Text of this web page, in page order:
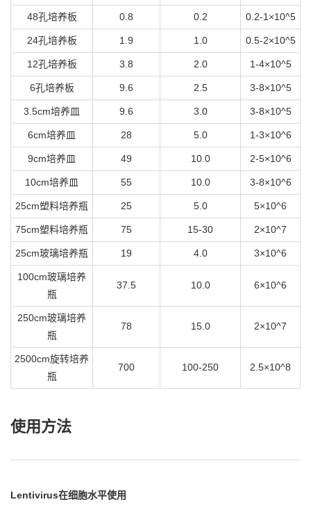
48孔培养板 0.8 0.2 0.2-1×10^5
24孔培养板 1.9 1.0 0.5-2×10^5
12孔培养板 3.8 2.0 1-4×10^5
6孔培养板 9.6 2.5 3-8×10^5
3.5cm培养皿 9.6 3.0 3-8×10^5
6cm培养皿 28 5.0 1-3×10^6
9cm培养皿 49 10.0 2-5×10^6
10cm培养皿 55 10.0 3-8×10^6
25cm塑料培养瓶 25 5.0 5×10^6
75cm塑料培养瓶 75 15-30 2×10^7
25cm玻璃培养瓶 19 4.0 3×10^6
100cm玻璃培养
瓶
37.5 10.0 6×10^6
250cm玻璃培养
瓶
78 15.0 2×10^7
2500cm旋转培养
瓶
700 100-250 2.5×10^8
使用方法
Lentivirus在细胞水平使用